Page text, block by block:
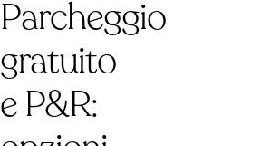
Parcheggio
gratuito
e P&R: